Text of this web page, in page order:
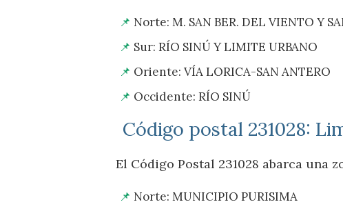
Norte: M. SAN BER. DEL VIENTO Y
Sur: RÍO SINÚ Y LIMITE URBANO
Oriente: VÍA LORICA-SAN ANTERO
Occidente: RÍO SINÚ
Código postal 231028:
El Código Postal 231028 abarca una
Norte: MUNICIPIO PURISIMA